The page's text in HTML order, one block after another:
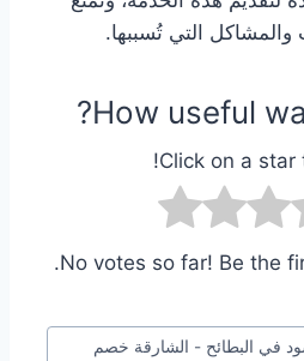
والمشاكل التي تُسببها.
How useful
Click on a star
No votes so far! Be the
في البطائح - الشارقة خصم